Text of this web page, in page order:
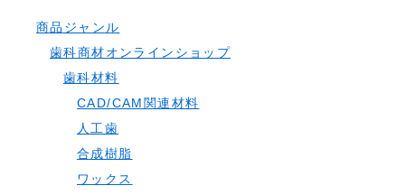
商品ジャンル
歯科商材オンラインショップ
歯科材料
CAD/CAM関連材料
人工歯
合成樹脂
ワックス